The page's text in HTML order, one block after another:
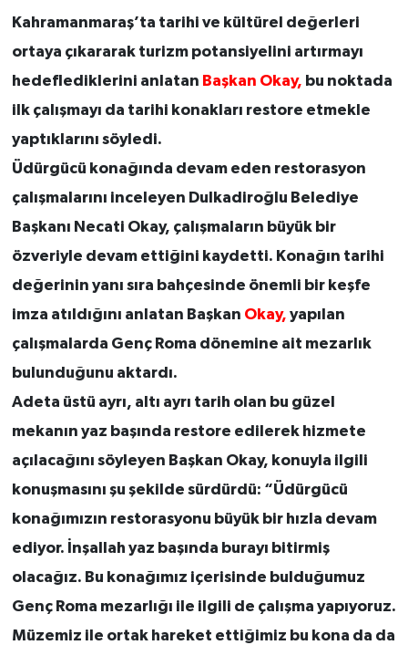
Kahramanmaraş’ta tarihi ve kültürel değerleri
ortaya çıkararak turizm potansiyelini artırmayı
hedeflediklerini anlatan Başkan Okay, bu noktada
ilk çalışmayı da tarihi konakları restore etmekle
yaptıklarını söyledi.
Üdürgücü konağında devam eden restorasyon
çalışmalarını inceleyen Dulkadiroğlu Belediye
Başkanı Necati Okay, çalışmaların büyük bir
özveriyle devam ettiğini kaydetti. Konağın tarihi
değerinin yanı sıra bahçesinde önemli bir keşfe
imza atıldığını anlatan Başkan Okay, yapılan
çalışmalarda Genç Roma dönemine ait mezarlık
bulunduğunu aktardı.
Adeta üstü ayrı, altı ayrı tarih olan bu güzel
mekanın yaz başında restore edilerek hizmete
açılacağını söyleyen Başkan Okay, konuyla ilgili
konuşmasını şu şekilde sürdürdü: “Üdürgücü
konağımızın restorasyonu büyük bir hızla devam
ediyor. İnşallah yaz başında burayı bitirmiş
olacağız. Bu konağımız içerisinde bulduğumuz
Genç Roma mezarlığı ile ilgili de çalışma yapıyoruz.
Müzemiz ile ortak hareket ettiğimiz bu kona da da